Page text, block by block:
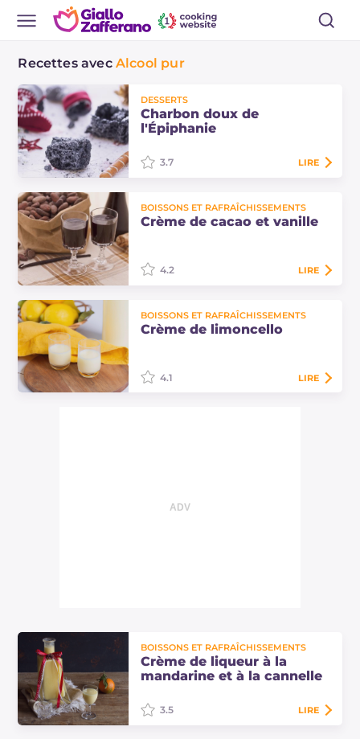
Recettes avec Alcool pur
DESSERTS
Charbon doux de
l'Épiphanie
un dessert typique proposé le 6
janvier, lors de la fête de
3.7 LIRE
BOISSONS ET RAFRAÎCHISSEMENTS
Crème de cacao et vanille
une excellente liqueur, assez
légère, pour ceux qui aiment le
4.2 LIRE
BOISSONS ET RAFRAÎCHISSEMENTS
Crème de limoncello
4.1 LIRE
BOISSONS ET RAFRAÎCHISSEMENTS
Crème de liqueur à la
mandarine et à la cannelle
3.5 LIRE